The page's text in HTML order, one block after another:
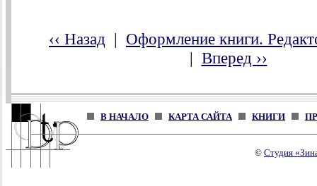
‹‹ Назад | Оформление книги.
| Вперед ››
В НАЧАЛО КАРТА САЙТА КНИГИ
© Студия